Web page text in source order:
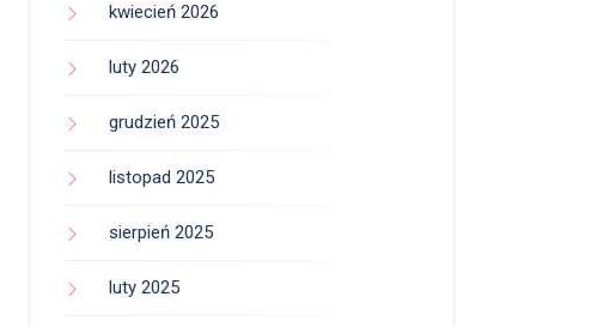
kwiecień 2026
luty 2026
grudzień 2025
listopad 2025
sierpień 2025
luty 2025